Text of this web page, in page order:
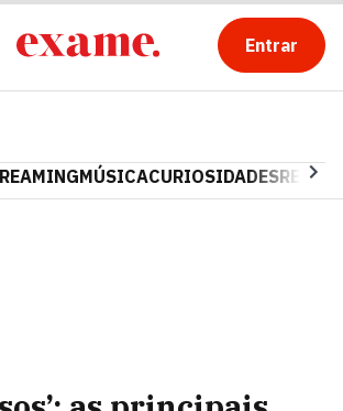
Entrar
MÚSICACURIOSIDADES